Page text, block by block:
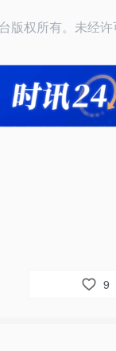
权所有。未经许
9